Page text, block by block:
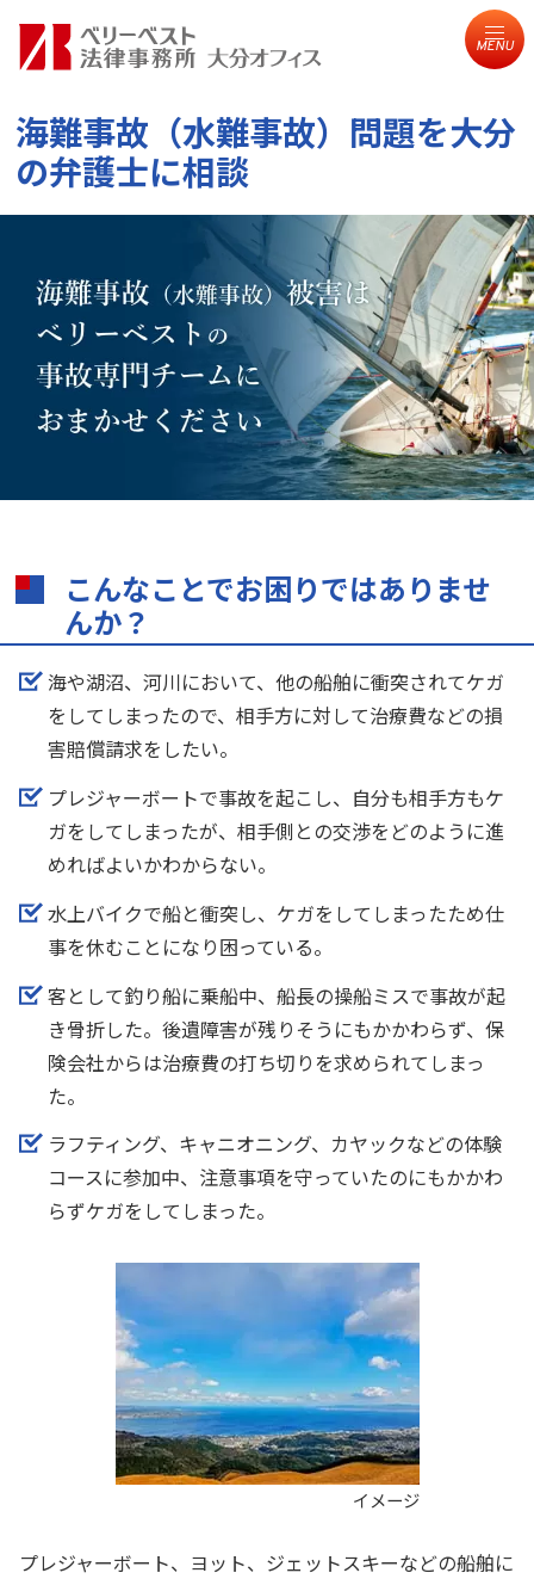
MENU
海難事故（水難事故）問題を大分
の弁護士に相談
こんなことでお困りではありませ
んか？
海や湖沼、河川において、他の船舶に衝突されてケガ
をしてしまったので、相手方に対して治療費などの損
害賠償請求をしたい。
プレジャーボートで事故を起こし、自分も相手方もケ
ガをしてしまったが、相手側との交渉をどのように進
めればよいかわからない。
水上バイクで船と衝突し、ケガをしてしまったため仕
事を休むことになり困っている。
客として釣り船に乗船中、船長の操船ミスで事故が起
き骨折した。後遺障害が残りそうにもかかわらず、保
険会社からは治療費の打ち切りを求められてしまっ
た。
ラフティング、キャニオニング、カヤックなどの体験
コースに参加中、注意事項を守っていたのにもかかわ
らずケガをしてしまった。
イメージ
プレジャーボート、ヨット、ジェットスキーなどの船舶に